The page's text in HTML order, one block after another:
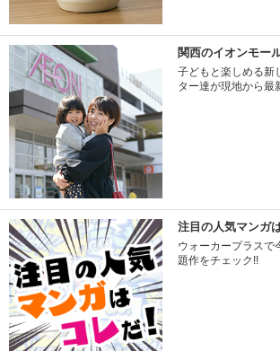
関西のイオンモー
子どもと楽しめる新
ター達が現地から最
注目の人気マンガ
ウォーカープラスで
題作をチェック!!